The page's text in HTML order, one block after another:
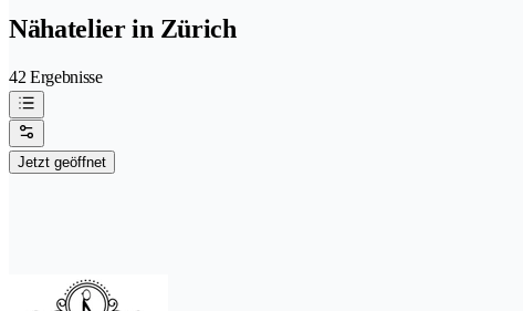
Nähatelier in Zürich
42 Ergebnisse
Jetzt geöffnet